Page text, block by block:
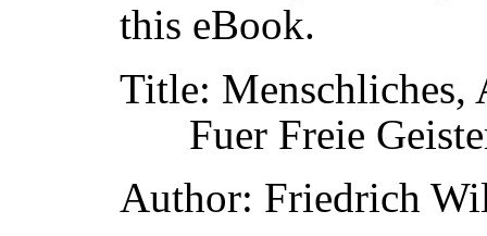
this eBook.
Title: Menschliches,
Fuer Freie
Author: Friedrich